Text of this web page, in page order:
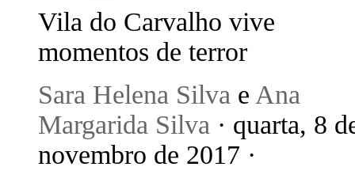
Vila do Carvalho vive
momentos de terror
Sara Helena Silva e Ana
Margarida Silva · quarta, 8
novembro de 2017 ·